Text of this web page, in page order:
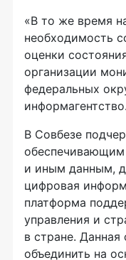
«В то же время
необходимость
оценки
организации
федеральных
информагентство.
В Совбезе
обеспечивающим
и иным данным,
цифровая
платформа
управления и
в стране. Данная
объединить на